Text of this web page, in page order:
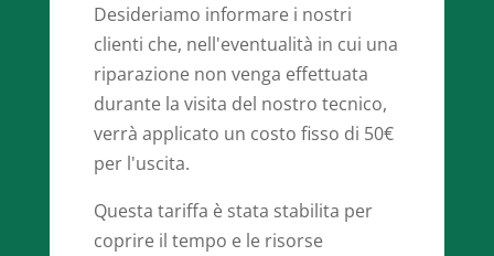
Desideriamo informare i nostri
clienti che, nell'eventualità in cui una
riparazione non venga effettuata
durante la visita del nostro tecnico,
verrà applicato un costo fisso di 50€
per l'uscita.
Questa tariffa è stata stabilita per
coprire il tempo e le risorse